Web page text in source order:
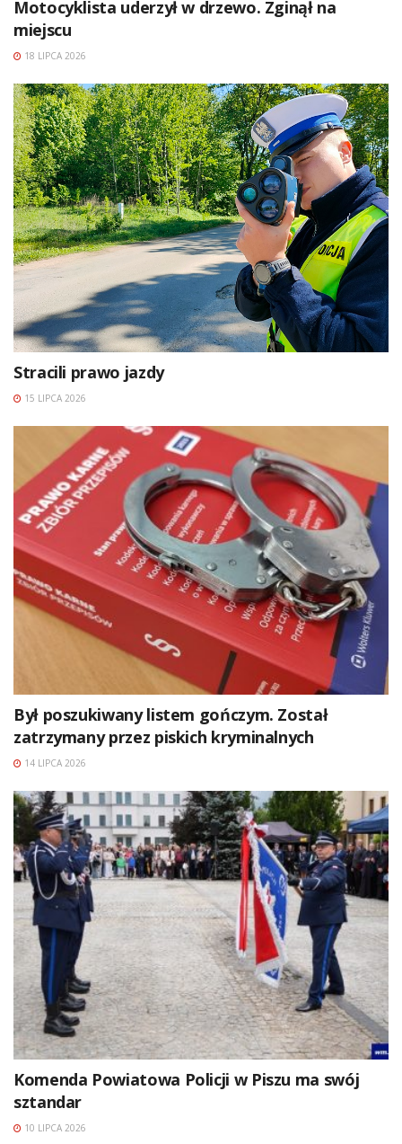
Motocyklista uderzył w drzewo. Zginął na
miejscu
18 LIPCA 2026
Stracili prawo jazdy
15 LIPCA 2026
Był poszukiwany listem gończym. Został
zatrzymany przez piskich kryminalnych
14 LIPCA 2026
Komenda Powiatowa Policji w Piszu ma swój
sztandar
10 LIPCA 2026